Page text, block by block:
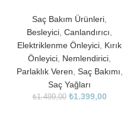
Saç Bakım Ürünleri
Besleyici Canlandırıcı
Elektriklenme Önleyici Kırık
Önleyici Nemlendirici
Parlaklık Veren Saç Bakımı
Saç Yağları
₺1.499,00 ₺1.399,00